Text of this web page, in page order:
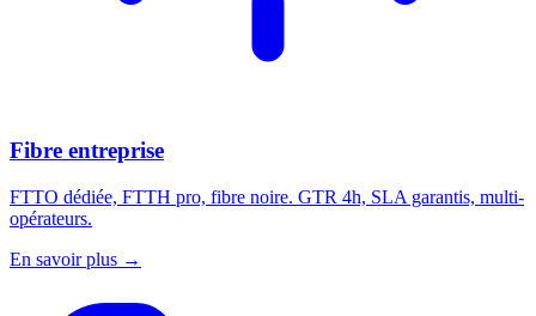
Fibre entreprise
FTTO dédiée, FTTH pro, fibre noire. GTR 4h, SLA garantis, multi-
opérateurs.
En savoir plus →